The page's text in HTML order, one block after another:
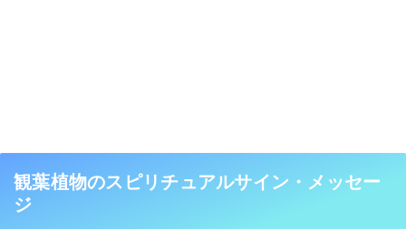
観葉植物のスピリチュアルサイン・メッセー
ジ